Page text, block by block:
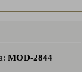
MOD-2844